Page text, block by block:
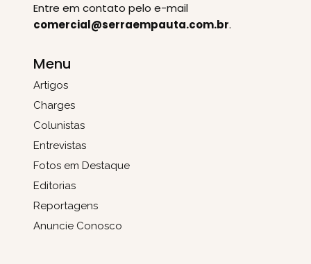
Entre em contato pelo e-mail
comercial@serraempauta.com.br.
Menu
Artigos
Charges
Colunistas
Entrevistas
Fotos em Destaque
Editorias
Reportagens
Anuncie Conosco